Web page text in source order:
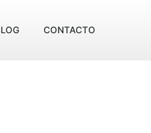
CONTACTO